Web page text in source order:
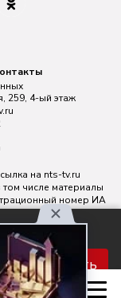
Принять
259, 4-ый этаж
на nts-tv.ru
числе материалы
номер ИА
службой по
и массовых
Александрович
16+